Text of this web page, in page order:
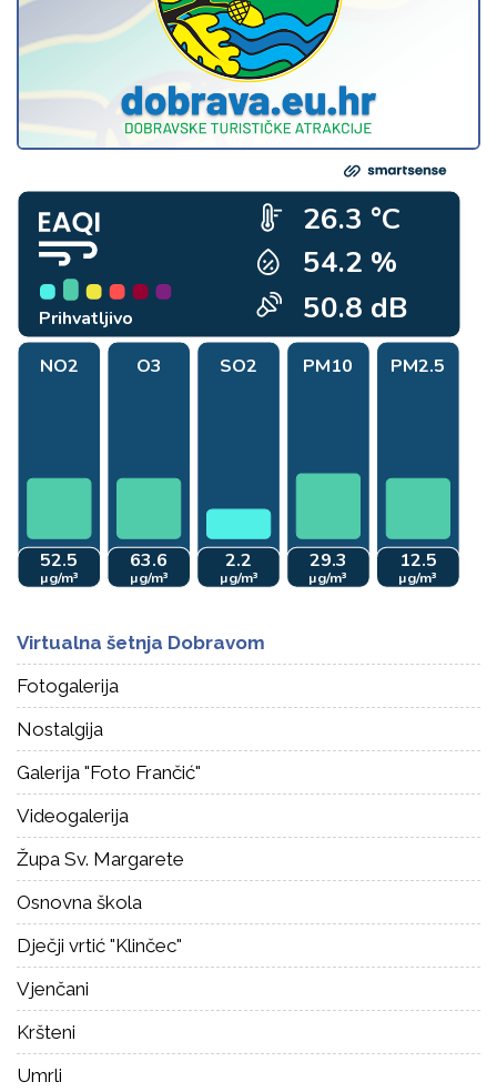
Virtualna šetnja Dobravom
Fotogalerija
Nostalgija
Galerija "Foto Frančić"
Videogalerija
Župa Sv. Margarete
Osnovna škola
Dječji vrtić "Klinčec"
Vjenčani
Kršteni
Umrli